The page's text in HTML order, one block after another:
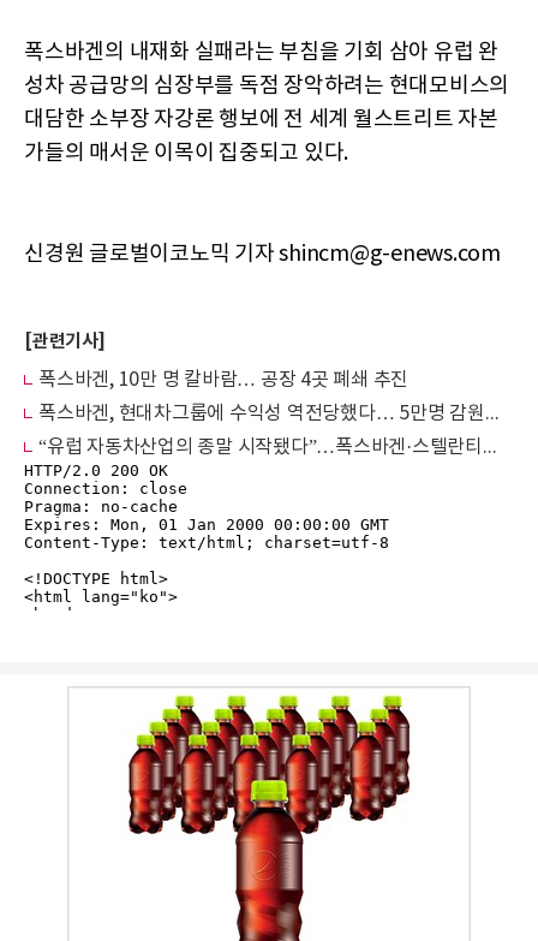
폭스바겐의 내재화 실패라는 부침을 기회 삼아 유럽 완
성차 공급망의 심장부를 독점 장악하려는 현대모비스의
대담한 소부장 자강론 행보에 전 세계 월스트리트 자본
가들의 매서운 이목이 집중되고 있다.
신경원 글로벌이코노믹 기자 shincm@g-enews.com
[관련기사]
폭스바겐, 10만 명 칼바람… 공장 4곳 폐쇄 추진
폭스바겐, 현대차그룹에 수익성 역전당했다… 5만명 감원에도 2030 전략 '오리무중'
“유럽 자동차산업의 종말 시작됐다”…폭스바겐·스텔란티스, 中에 공장까지 내준 이유